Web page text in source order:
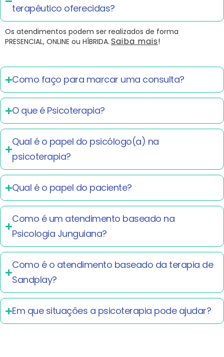
terapêutico oferecidas?
Os atendimentos podem ser realizados de forma
PRESENCIAL, ONLINE ou HÍBRIDA. Saiba mais!
Como faço para marcar uma consulta?
O que é Psicoterapia?
Qual é o papel do psicólogo(a) na
psicoterapia?
Qual é o papel do paciente?
Como é um atendimento baseado na
Psicologia Junguiana?
Como é o atendimento baseado da terapia de
Sandplay?
Em que situações a psicoterapia pode ajudar?